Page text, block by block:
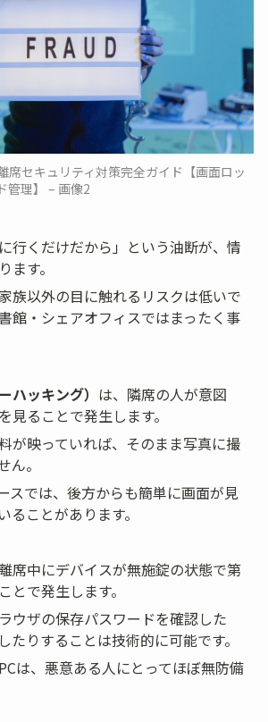
席セキュリティ対策完全ガイド【画面ロッ
管理】 – 画像2
行くだけだから」という油断が、情
ます。
族以外の目に触れるリスクは低いで
館・シェアオフィスではまったく事
ハッキング） は、隣席の人が意図
見ることで発生します。
が映っていれば、そのまま写真に撮
ん。
スでは、後方からも簡単に画面が見
ることがあります。
席中にデバイスが無施錠の状態で第
とで発生します。
ウザの保存パスワードを確認した
たりすることは技術的に可能です。
は、悪意ある人にとってほぼ無防備